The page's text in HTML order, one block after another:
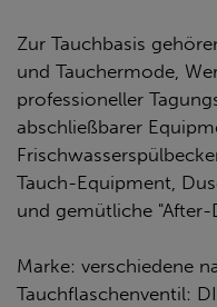
Zur Tauchbasis
und Tauchermode,
professioneller
abschließbarer
Tauch-Equipment,
und gemütliche "After-
Marke: verschiedene
Tauchflaschenventil: